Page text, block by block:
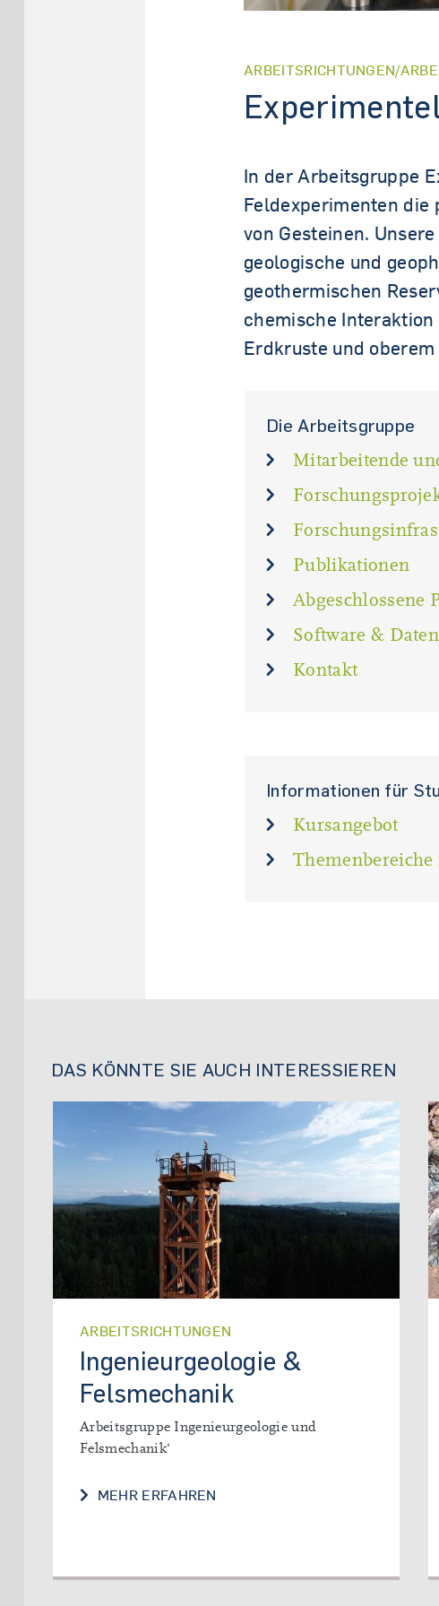
ARBEITSRICHTUNGEN/
In der Arbeitsgruppe
Feldexperimenten die
von Gesteinen.
geologische und
geothermischen
chemische Interaktion
Erdkruste und
Die Arbeitsgruppe
Mitarbeitende
Publikationen
Abgeschlossene
Software &
Kontakt
Informationen für
Kursangebot
DAS KÖNNTE SIE AUCH INTERESSIEREN
ARBEITSRICHTUNGEN
Ingenieurgeologie &
Felsmechanik
Arbeitsgruppe Ingenieurgeologie und
Felsmechanik‘
MEHR ERFAHREN INGENIEURGEOLOGIE &